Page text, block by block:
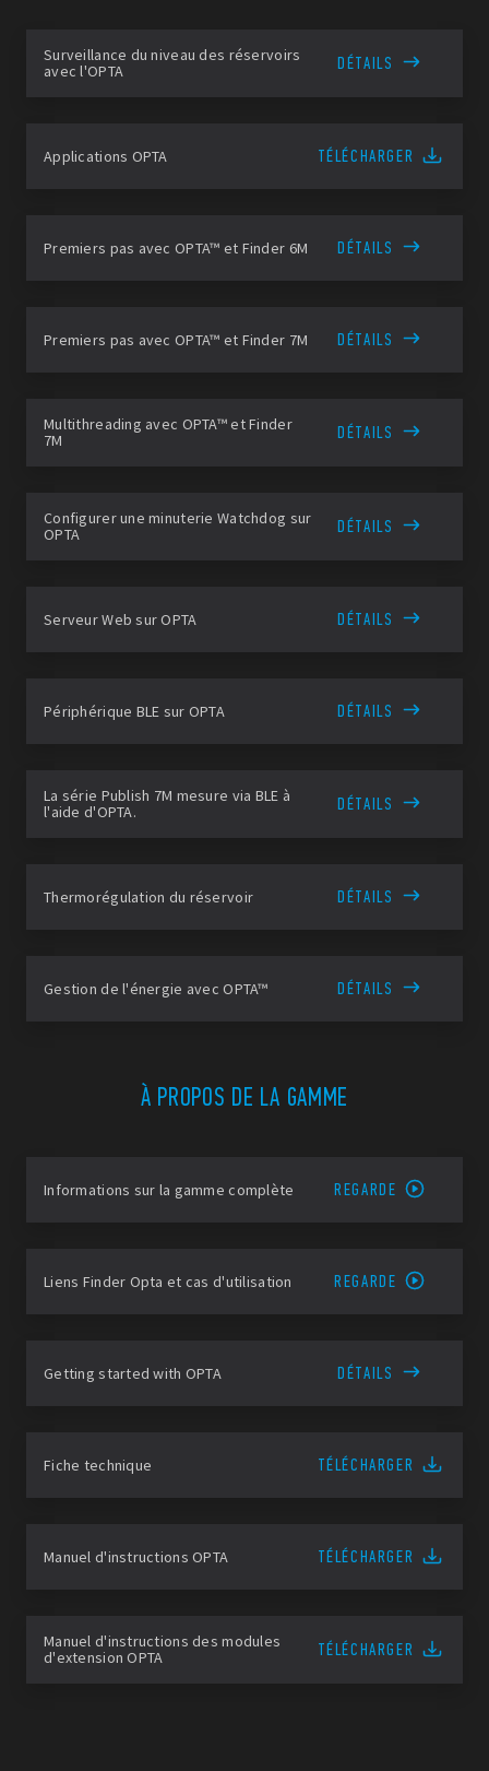
Surveillance du niveau des réservoirs
avec l'OPTA
DÉTAILS
Applications OPTA TÉLÉCHARGER
Premiers pas avec OPTA™ et Finder 6M DÉTAILS
Premiers pas avec OPTA™ et Finder 7M DÉTAILS
Multithreading avec OPTA™ et Finder
7M
DÉTAILS
Configurer une minuterie Watchdog sur
OPTA
DÉTAILS
Serveur Web sur OPTA DÉTAILS
Périphérique BLE sur OPTA DÉTAILS
La série Publish 7M mesure via BLE à
l'aide d'OPTA.
DÉTAILS
Thermorégulation du réservoir DÉTAILS
Gestion de l'énergie avec OPTA™ DÉTAILS
À PROPOS DE LA GAMME
Informations sur la gamme complète REGARDE
Liens Finder Opta et cas d'utilisation REGARDE
Getting started with OPTA DÉTAILS
Fiche technique TÉLÉCHARGER
Manuel d'instructions OPTA TÉLÉCHARGER
Manuel d'instructions des modules
d'extension OPTA
TÉLÉCHARGER